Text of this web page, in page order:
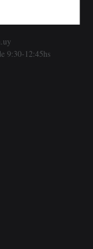
9:30-12:45hs